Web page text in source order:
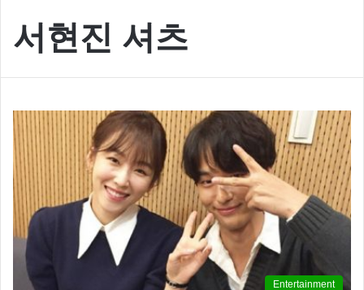
서현진 셔츠
Entertainment